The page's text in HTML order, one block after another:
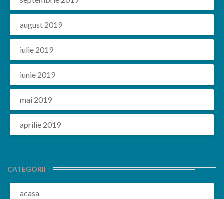
august 2019
iulie 2019
iunie 2019
mai 2019
aprilie 2019
CATEGORII
acasa